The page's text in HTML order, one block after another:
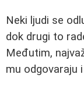
Neki ljudi se
dok drugi to
Međutim,
mu odgovaraju